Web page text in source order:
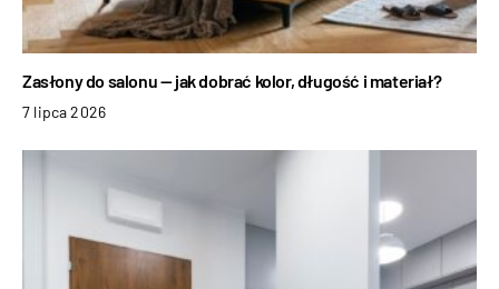
Zasłony do salonu — jak dobrać kolor, długość i materiał?
7 lipca 2026